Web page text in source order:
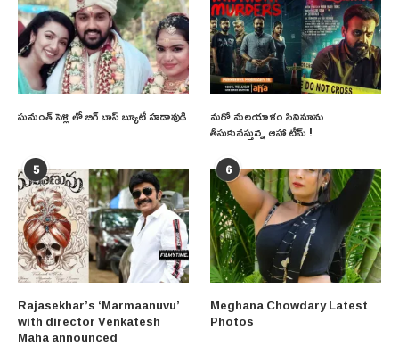
సుమంత్ పెళ్లి లో బిగ్ బాస్ బ్యూటీ హడావుడి మరో మలయాళం సినిమాను
తీసుకువస్తున్న ఆహా టీమ్ !
5
Rajasekhar’s ‘Marmaanuvu’
with director Venkatesh
Maha announced
6
Meghana Chowdary Latest
Photos